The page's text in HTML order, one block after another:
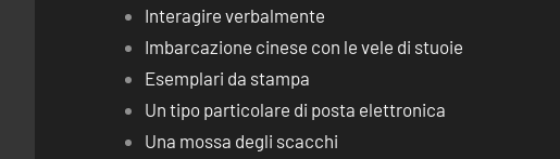
Interagire verbalmente
Imbarcazione cinese con le vele di stuoie
Esemplari da stampa
Un tipo particolare di posta elettronica
Una mossa degli scacchi